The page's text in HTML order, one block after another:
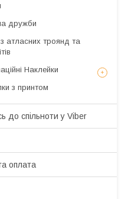
дружби
атласних троянд та
Наклейки
з принтом
до спільноти у Viber
оплата